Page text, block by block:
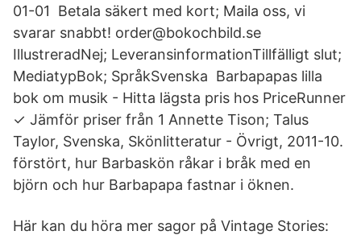
01-01 Betala säkert med kort; Maila oss, vi
svarar snabbt! order@bokochbild.se
IllustreradNej; LeveransinformationTillfälligt slut;
MediatypBok; SpråkSvenska Barbapapas lilla
bok om musik - Hitta lägsta pris hos PriceRunner
✓ Jämför priser från 1 Annette Tison; Talus
Taylor, Svenska, Skönlitteratur - Övrigt, 2011-10.
förstört, hur Barbaskön råkar i bråk med en
björn och hur Barbapapa fastnar i öknen.
Här kan du höra mer sagor på Vintage Stories: